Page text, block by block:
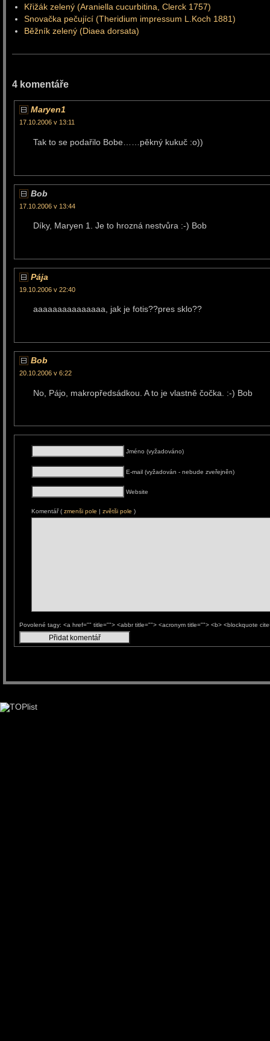
Křižák zelený (Araniella cucurbitina, Clerck 1757)
Snovačka pečující (Theridium impressum L.Koch 1881)
Běžník zelený (Diaea dorsata)
4 komentáře
Maryen1
17.10.2006 v 13:11
Tak to se podařilo Bobe……pěkný kukuč :o))
Bob
17.10.2006 v 13:44
Díky, Maryen 1. Je to hrozná nestvůra :-) Bob
Pája
19.10.2006 v 22:40
aaaaaaaaaaaaaaa, jak je fotis??pres sklo??
Bob
20.10.2006 v 6:22
No, Pájo, makropředsádkou. A to je vlastně čočka. :-) Bob
Jméno (vyžadováno)
E-mail (vyžadován - nebude zveřejněn)
Website
Komentář ( zmenši pole | zvětši pole )
Povolené tagy: <a href="" title=""> <abbr title=""> <acronym title=""> <b> <blockquote